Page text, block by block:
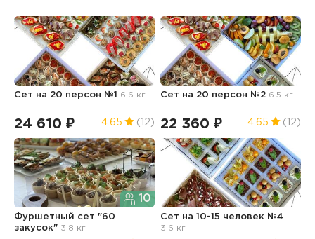
Сет на 20 персон №1 6.6 кг
24 610 ₽ 4.65 (12)
Сет на 20 персон №2 6.5 кг
22 360 ₽ 4.65 (12)
10
Фуршетный сет "60
закусок" 3.8 кг
Сет на 10-15 человек №4
3.6 кг